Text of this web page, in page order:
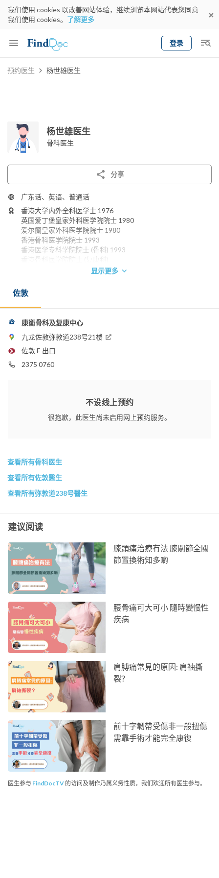
我们使用 cookies 以改善网站体验，继续浏览本网站代表您同意
我们使用 cookies。 了解更多
登录
Keyword
预约医生 杨世雄医生
杨世雄医生
骨科医生
分享
广东话、英语、普通话
香港大学内外全科医学士 1976
英国爱丁堡皇家外科医学院院士 1980
爱尔籣皇家外科医学院院士 1980
香港骨科医学院院士 1993
香港医学专科学院院士 (骨科) 1993
电邮：
drshyeung@gmail.com
显示更多
佐敦
康衡骨科及复康中心
九龙佐敦弥敦道238号21楼
佐敦 E 出口
2375 0760
不设线上预约
很抱歉，此医生尚未启用网上预约服务。
查看所有骨科医生
查看所有佐敦醫生
查看所有弥敦道238号醫生
建议阅读
膝頭痛治療有法 膝關節全關
節置換術知多啲
腰骨痛可大可小 隨時變慢性
疾病
肩膊痛常見的原因: 肩袖撕
裂？
前十字韌帶受傷非一般扭傷
需靠手術才能完全康復
医生参与 FindDocTV 的访问及制作乃属义务性质，我们欢迎所有医生参与。